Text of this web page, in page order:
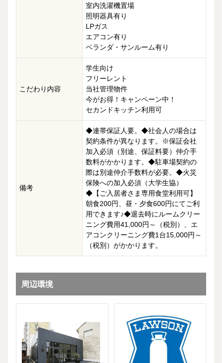
室内洗濯機置場
照明器具有り
LPガス
エアコン有り
ベランダ・サンルーム有り
こだわり内容
学生向け
フリーレント
当社管理物件
今がお得！キャンペーン中！
セカンドキッチン利用可
備考
◆連帯保証人要。◆社会人の場合は
契約条件が異なります。※保証会社
加入必須（別途、保証料要）仲介手
数料がかかります。◆駐車場契約の
際は別途仲介手数料が必要。◆火災
保険への加入必須（大学生協）
◆【ご入居者さま専用食堂利用可】
朝食200円、昼・夕食600円にてご利
用できます♪◆退去時にルームクリー
ニング費用41,000円～（税別）、エ
アコンクリーニング費1台15,000円～
（税別）がかかります。
周辺環境